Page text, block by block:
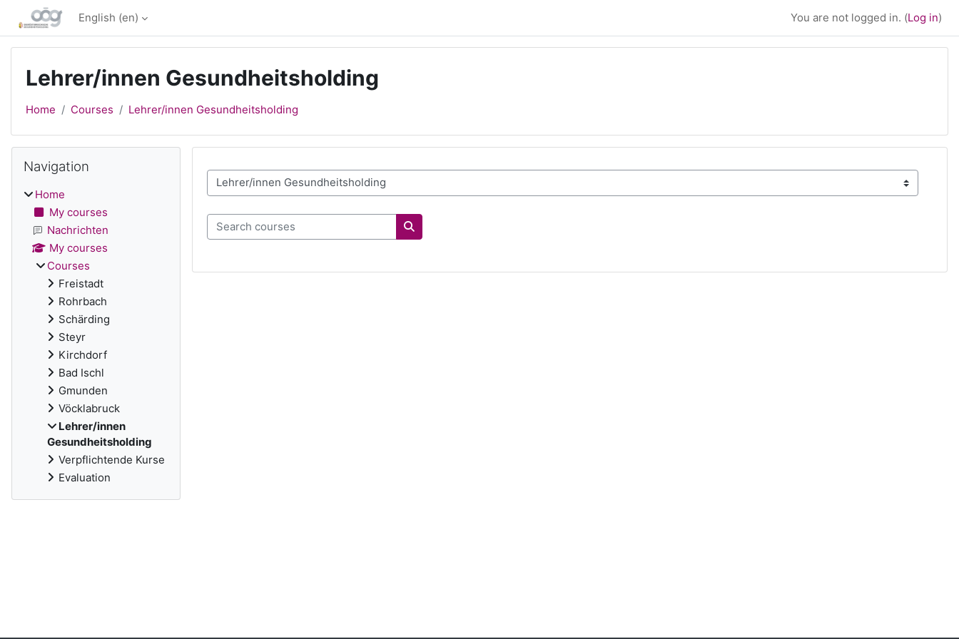
Skip to main content
English ‎(en)‎ You are not logged in. (Log in)
Lehrer/innen Gesundheitsholding
Home Courses Lehrer/innen Gesundheitsholding
Course categories
Search courses
Search courses
Blocks
Navigation
Home
My courses
Nachrichten
My courses
Courses
Freistadt
Rohrbach
Schärding
Steyr
Kirchdorf
Bad Ischl
Gmunden
Vöcklabruck
Lehrer/innen
Gesundheitsholding
Verpflichtende Kurse
Evaluation